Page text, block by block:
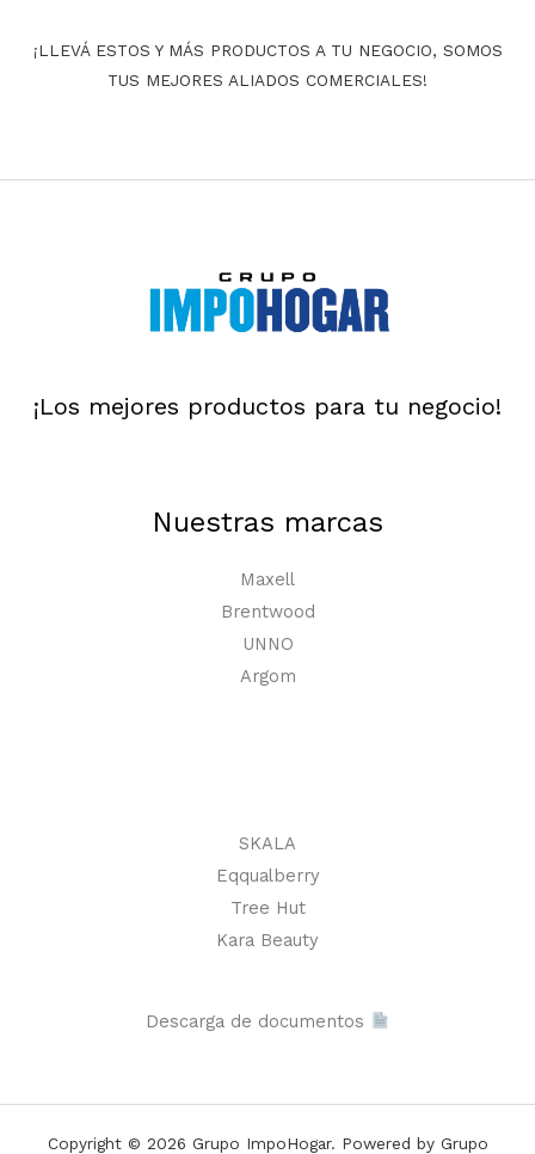
¡LLEVÁ ESTOS Y MÁS PRODUCTOS A TU NEGOCIO, SOMOS
TUS MEJORES ALIADOS COMERCIALES!
¡Los mejores productos para tu negocio!
Nuestras marcas
Maxell
Brentwood
UNNO
Argom
SKALA
Eqqualberry
Tree Hut
Kara Beauty
Descarga de documentos
Copyright © 2026 Grupo ImpoHogar. Powered by Grupo